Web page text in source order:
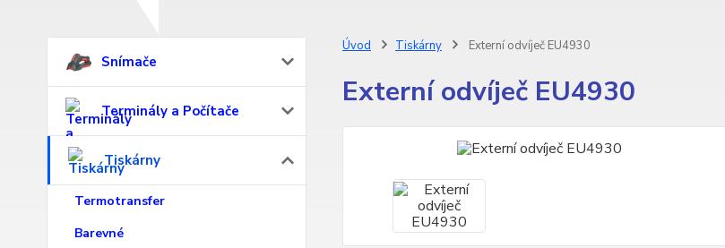
Snímače
Terminály a Počítače
Tiskárny
Termotransfer
Barevné
Úvod Tiskárny Externí odvíječ EU4930
Externí odvíječ EU4930